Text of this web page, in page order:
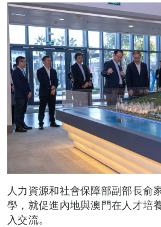
人力資源和社會保障部副部長俞
學，就促進內地與澳門在人才培
入交流。